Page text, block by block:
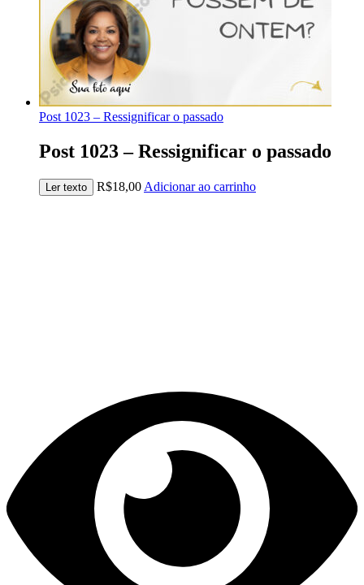
Post 1023 – Ressignificar o passado
Post 1023 – Ressignificar o passado
Ler texto R$18,00 Adicionar ao carrinho